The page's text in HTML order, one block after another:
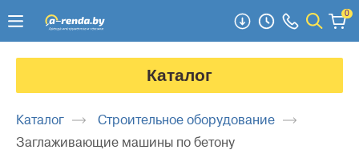
0
Каталог
Каталог
Строительное оборудование
Заглаживающие машины по бетону